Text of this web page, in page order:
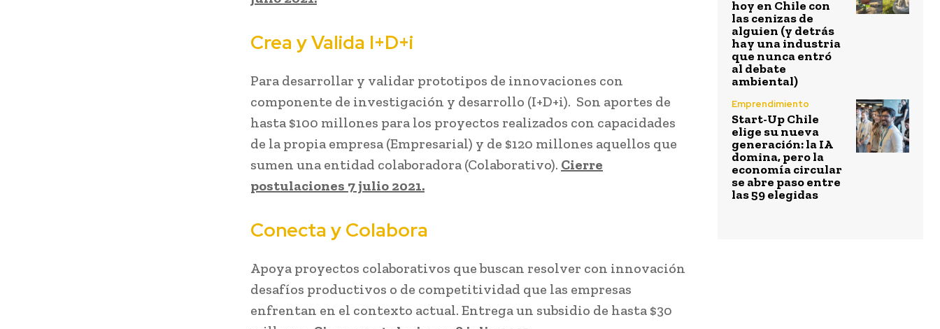
Crea y Valida I+D+i
Para desarrollar y validar prototipos de innovaciones con
componente de investigación y desarrollo (I+D+i). Son aportes de
hasta $100 millones para los proyectos realizados con capacidades
de la propia empresa (Empresarial) y de $120 millones aquellos que
sumen una entidad colaboradora (Colaborativo). Cierre
postulaciones 7 julio 2021.
Conecta y Colabora
Apoya proyectos colaborativos que buscan resolver con innovación
desafíos productivos o de competitividad que las empresas
enfrentan en el contexto actual. Entrega un subsidio de hasta $30
hoy en Chile con
las cenizas de
alguien (y detrás
hay una industria
que nunca entró
al debate
ambiental)
Emprendimiento
Start-Up Chile
elige su nueva
generación: la IA
domina, pero la
economía circular
se abre paso entre
las 59 elegidas